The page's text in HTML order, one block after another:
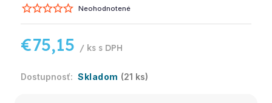
Neohodnotené
€75,15 / ks
Skladom (21 ks)